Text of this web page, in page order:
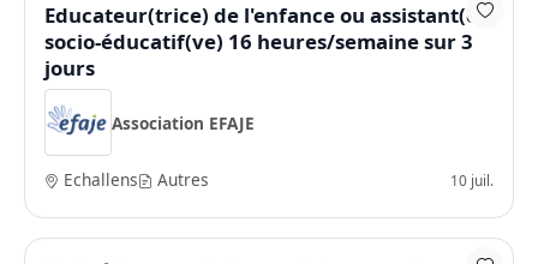
Educateur(trice) de l'enfance ou assistant(e)
socio-éducatif(ve) 16 heures/semaine sur 3
jours
Association EFAJE
Echallens Autres 10 juil.